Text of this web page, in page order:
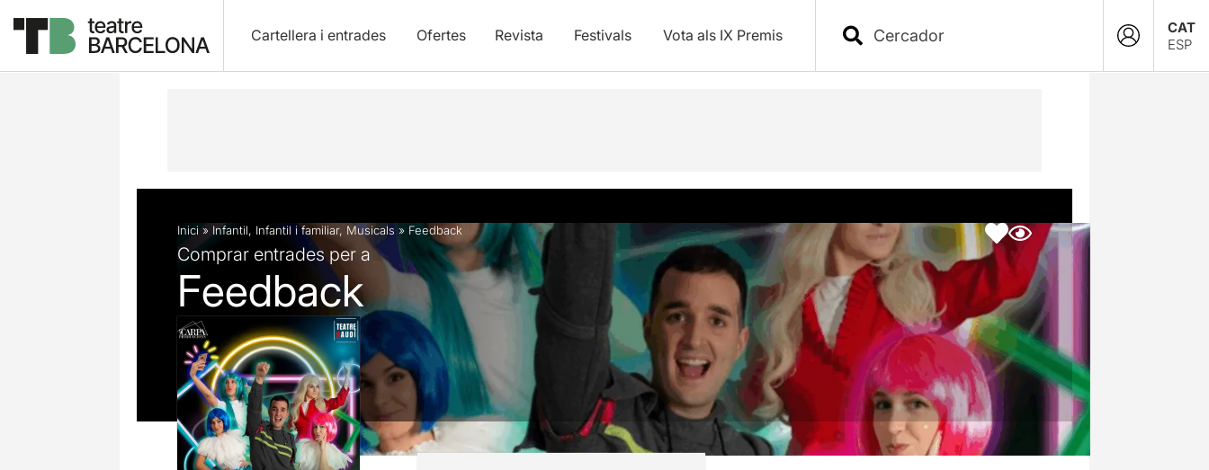
Cartellera i entrades Ofertes Revista Festivals Vota als IX Premis
CAT
ESP
Descripció Fitxa artística Fotos i vídeos
Inici» Infantil, Infantil i familiar, Musicals » Feedback
Comprar entrades per a
Feedback